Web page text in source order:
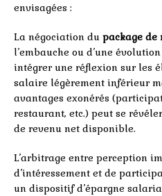
envisagées :
La négociation du package de
l’embauche ou d’une
intégrer une réflexion sur les
salaire légèrement inférieur
avantages exonérés
restaurant, etc.) peut se
de revenu net disponible.
L’arbitrage entre perception
d’intéressement et de
un dispositif d’épargne